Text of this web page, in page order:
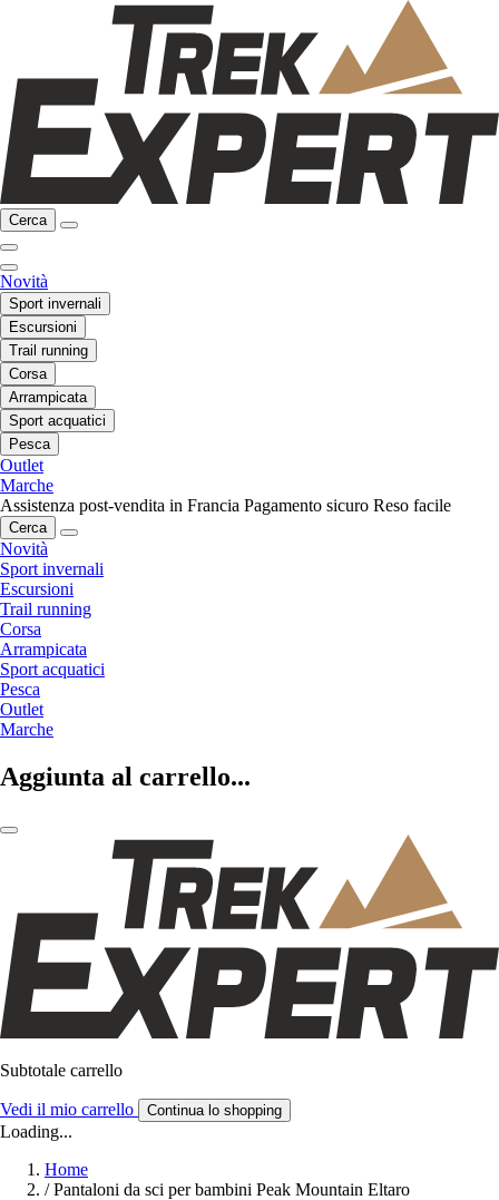
Cerca
Novità
Sport invernali
Escursioni
Trail running
Corsa
Arrampicata
Sport acquatici
Pesca
Outlet
Marche
Assistenza post-vendita in Francia Pagamento sicuro Reso facile
Cerca
Novità
Sport invernali
Escursioni
Trail running
Corsa
Arrampicata
Sport acquatici
Pesca
Outlet
Marche
Aggiunta al carrello...
Subtotale carrello
Vedi il mio carrello Continua lo shopping
Loading...
Home
/ Pantaloni da sci per bambini Peak Mountain Eltaro